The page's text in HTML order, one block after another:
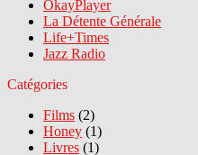
OkayPlayer
La Détente Générale
Life+Times
Jazz Radio
Catégories
Films (2)
Honey (1)
Livres (1)